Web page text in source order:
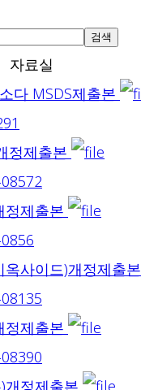
검색
자료실
다 MSDS제출본
91
정제출본
572
정제출본
56
옥사이드)개정제출본
135
정제출본
390
개정제출본